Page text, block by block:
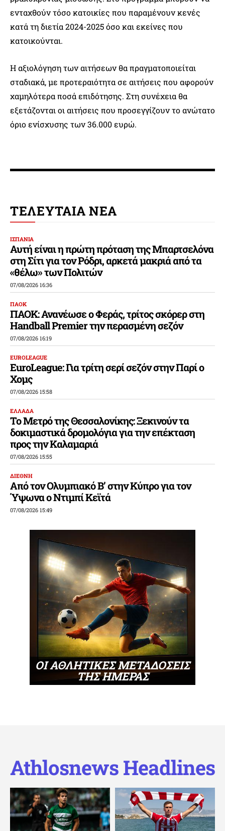
ενταχθούν τόσο κατοικίες που παραμένουν κενές
κατά τη διετία 2024-2025 όσο και εκείνες που
κατοικούνται.
Η αξιολόγηση των αιτήσεων θα πραγματοποιείται
σταδιακά, με προτεραιότητα σε αιτήσεις που αφορούν
χαμηλότερα ποσά επιδότησης. Στη συνέχεια θα
εξετάζονται οι αιτήσεις που προσεγγίζουν το ανώτατο
όριο ενίσχυσης των 36.000 ευρώ.
ΤΕΛΕΥΤΑΙΑ ΝΕΑ
ΙΣΠΑΝΙΑ
Αυτή είναι η πρώτη πρόταση της Μπαρτσελόνα
στη Σίτι για τον Ρόδρι, αρκετά μακριά από τα
«θέλω» των Πολιτών
07/08/2026 16:36
ΠΑΟΚ
ΠΑΟΚ: Ανανέωσε ο Φεράς, τρίτος σκόρερ στη
Handball Premier την περασμένη σεζόν
07/08/2026 16:19
EUROLEAGUE
EuroLeague: Για τρίτη σερί σεζόν στην Παρί ο
Χομς
07/08/2026 15:58
ΕΛΛΑΔΑ
Το Μετρό της Θεσσαλονίκης: Ξεκινούν τα
δοκιμαστικά δρομολόγια για την επέκταση
προς την Καλαμαριά
07/08/2026 15:55
ΔΙΕΘΝΗ
Από τον Ολυμπιακό Β’ στην Κύπρο για τον
Ύψωνα ο Ντιμπί Κεϊτά
07/08/2026 15:49
ΟΙ ΑΘΛΗΤΙΚΕΣ ΜΕΤΑΔΟΣΕΙΣ
ΤΗΣ ΗΜΕΡΑΣ
Athlosnews Headlines